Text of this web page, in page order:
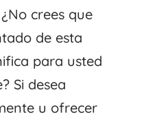
¿No crees que
de esta
para usted
Si desea
u ofrecer